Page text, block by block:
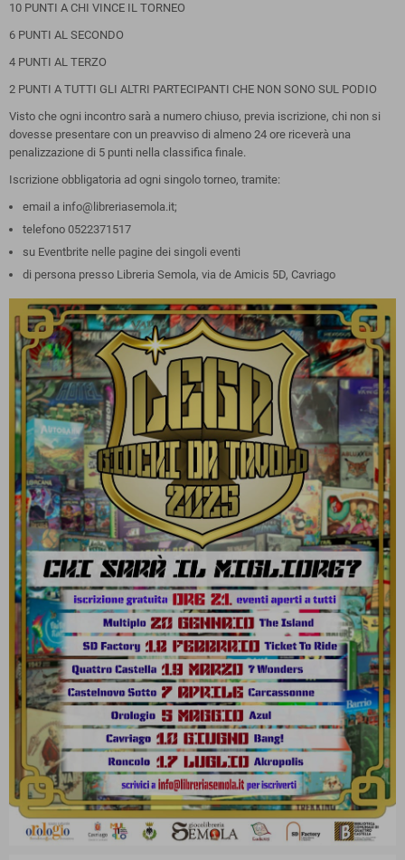
10 PUNTI A CHI VINCE IL TORNEO
6 PUNTI AL SECONDO
4 PUNTI AL TERZO
2 PUNTI A TUTTI GLI ALTRI PARTECIPANTI CHE NON SONO SUL PODIO
Visto che ogni incontro sarà a numero chiuso, previa iscrizione, chi non si
dovesse presentare con un preavviso di almeno 24 ore riceverà una
penalizzazione di 5 punti nella classifica finale.
Iscrizione obbligatoria ad ogni singolo torneo, tramite:
email a info@libreriasemola.it;
telefono 0522371517
su Eventbrite nelle pagine dei singoli eventi
di persona presso Libreria Semola, via de Amicis 5D, Cavriago